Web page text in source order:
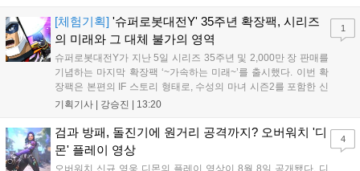
을 빼냈다....
[체험기획] '슈퍼로봇대전Y' 35주년 확장팩, 시리즈
의 미래와 그 대체 불가의 영역
슈퍼로봇대전Y가 지난 5일 시리즈 35주년 및 2,000만 장 판매를
기념하는 마지막 확장팩 ‘~가속하는 미래~’를 출시했다. 이번 확
장팩은 본편의 IF 스토리 형태로, 수성의 마녀 시즌2를 포함한 신
규 참전작과 크로스오버 합체기를 선보이며 작품을 완결 짓는다.
하는 몰입감 있는 서사와 조합을 구현하며 시리즈의 미래를 향한
새로운 가능성을 제시했다....
기획기사 | 강승진 | 13:20
1
검과 방패, 돌진기에 원거리 공격까지? 오버워치 '디
몬' 플레이 영상
오버워치 신규 영웅 디몬의 플레이 영상이 8월 8일 공개됐다. 디
4